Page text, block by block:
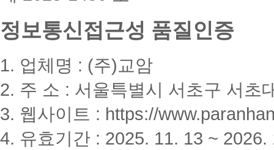
정보통신접근성 품질인증
1. 업체명 : (주)교암
2. 주 소 : 서울특별시 서초구 서초
3. 웹사이트 : https://
4. 유효기간 : 2025. 11. 13 ~ 2026.